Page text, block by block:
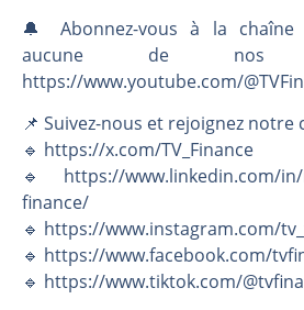
🔔 Abonnez-vous à la
aucune de nos
https://www.youtube.com/
📌 Suivez-nous et rejoignez
🔹 https://x.com/TV_Finance
🔹 https://www.linkedin.com/in/
finance/
🔹 https://www.instagram.com/
🔹 https://www.facebook.com/
🔹 https://www.tiktok.com/